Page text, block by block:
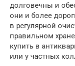
долговечны и
они и более
в регулярной
правильном
купить в
или у частных